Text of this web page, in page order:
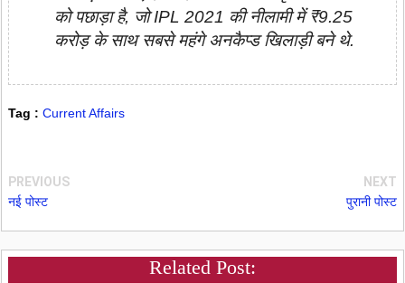
को पछाड़ा है, जो IPL 2021 की नीलामी में ₹9.25
करोड़ के साथ सबसे महंगे अनकैप्ड खिलाड़ी बने थे.
Tag : Current Affairs
PREVIOUS
नई पोस्ट
NEXT
पुरानी पोस्ट
Related Post: